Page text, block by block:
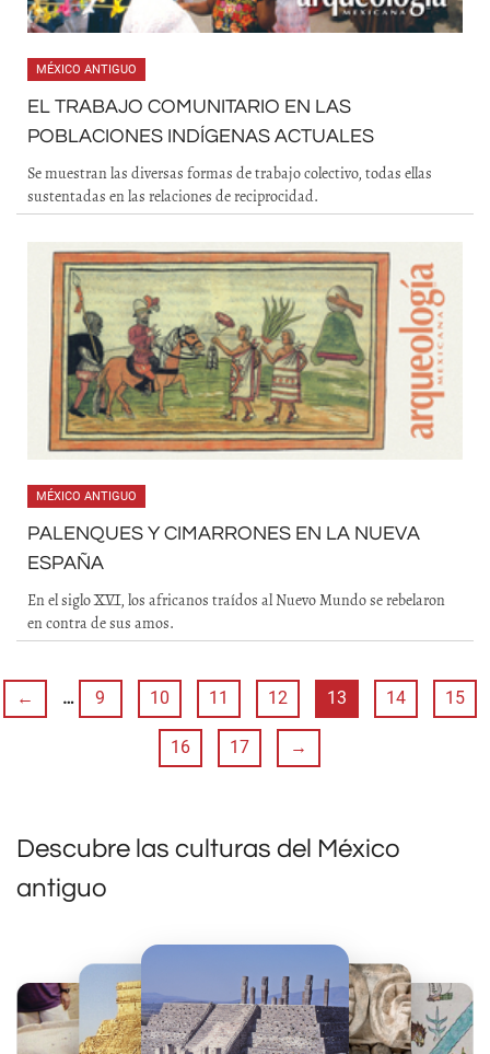
MÉXICO ANTIGUO
EL TRABAJO COMUNITARIO EN LAS
POBLACIONES INDÍGENAS ACTUALES
Se muestran las diversas formas de trabajo colectivo, todas ellas
sustentadas en las relaciones de reciprocidad.
MÉXICO ANTIGUO
PALENQUES Y CIMARRONES EN LA NUEVA
ESPAÑA
En el siglo XVI, los africanos traídos al Nuevo Mundo se rebelaron
en contra de sus amos.
← … 9 10 11 12 13 14 15
16 17 →
Descubre las culturas del México
antiguo